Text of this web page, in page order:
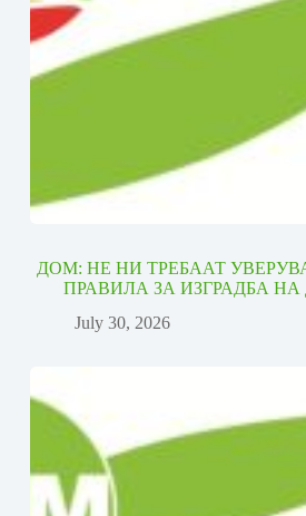
ДОМ: НЕ НИ ТРЕБААТ
ПРАВИЛА ЗА ИЗГРАДБА
July 30, 2026